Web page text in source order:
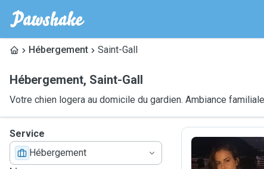
Hébergement Saint-Gall
Hébergement, Saint-Gall
Votre chien logera au domicile du gardien. Ambiance
Service
Hébergement